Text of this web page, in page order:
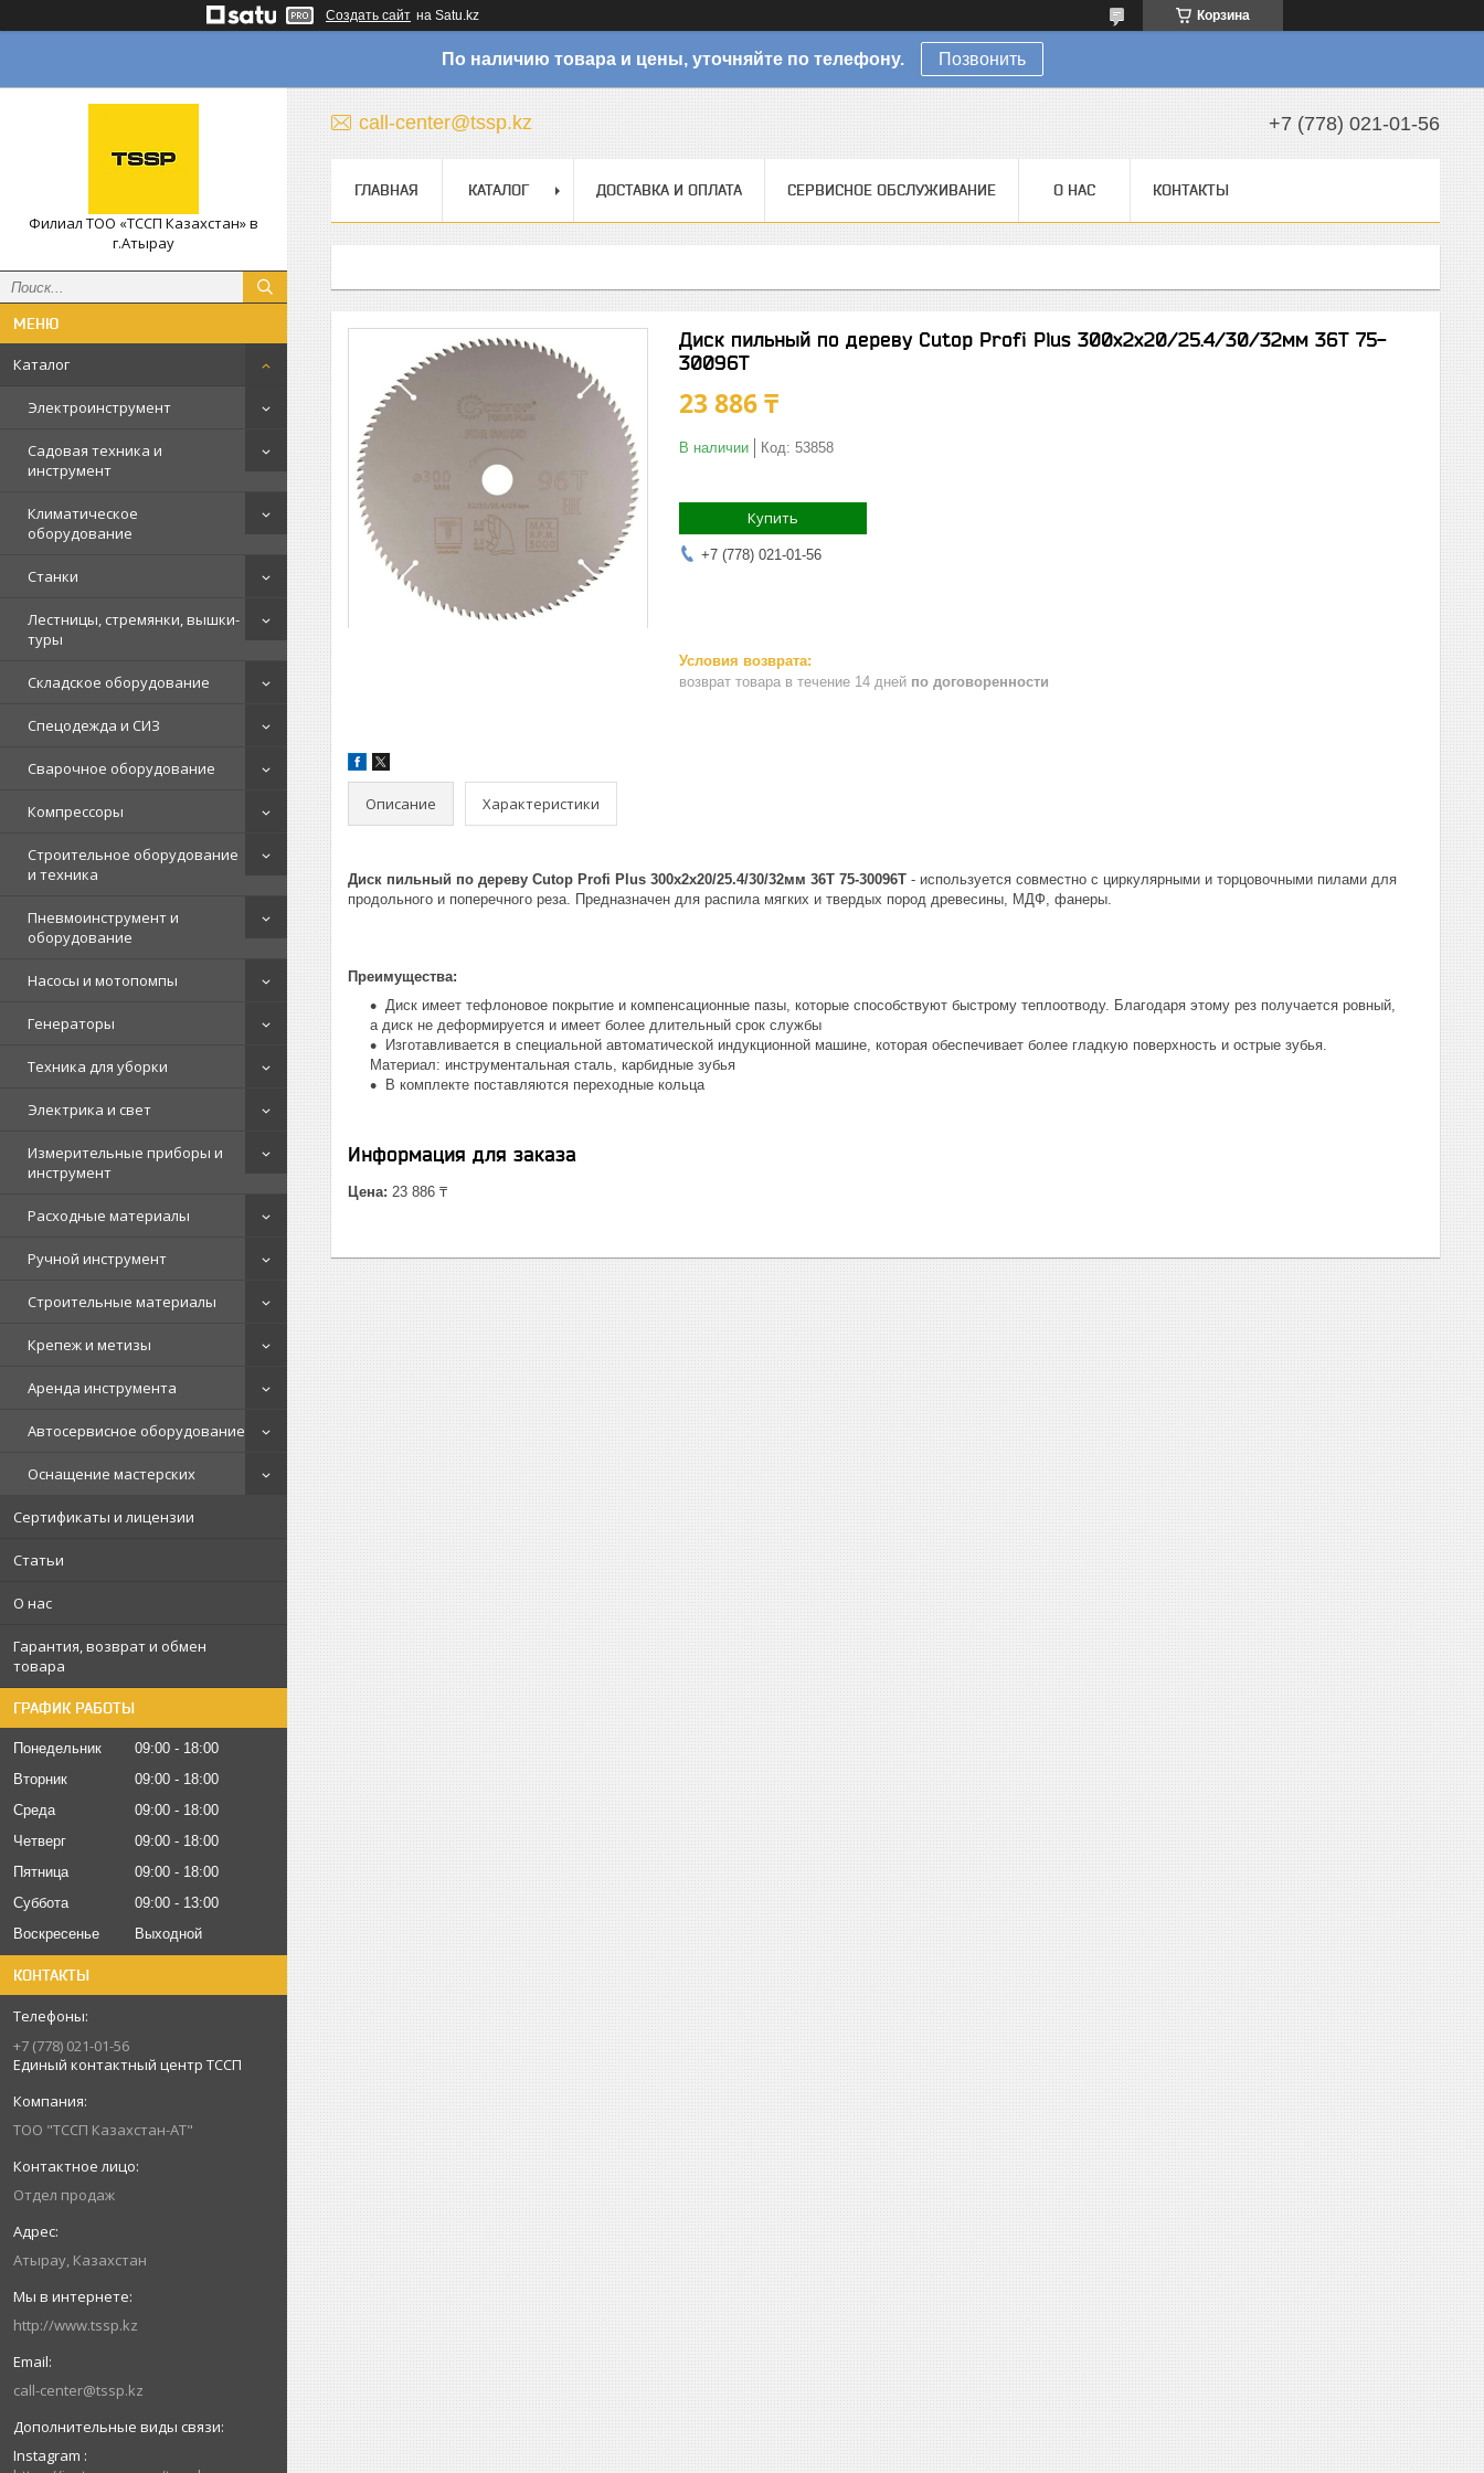
Создать сайт на Satu.kz Корзина
По наличию товара и цены, уточняйте по телефону. Позвонить
Филиал ТОО «ТССП Казахстан» в
г.Атырау
Каталог
Электроинструмент
Садовая техника и
инструмент
Климатическое
оборудование
Станки
Лестницы, стремянки, вышки-
туры
Складское оборудование
Спецодежда и СИЗ
Сварочное оборудование
Компрессоры
Строительное оборудование
и техника
Пневмоинструмент и
оборудование
Насосы и мотопомпы
Генераторы
Техника для уборки
Электрика и свет
Измерительные приборы и
инструмент
Расходные материалы
Ручной инструмент
Строительные материалы
Крепеж и метизы
Аренда инструмента
Автосервисное оборудование
Оснащение мастерских
Сертификаты и лицензии
Статьи
О нас
Гарантия, возврат и обмен
товара
ГРАФИК РАБОТЫ
Понедельник 09:00
18:00
Вторник
09:00
18:00
Среда
09:00
18:00
Четверг
09:00
18:00
Пятница
09:00
18:00
Суббота
09:00
13:00
Воскресенье
Выходной
КОНТАКТЫ
+7 (778) 021-01-56
Единый контактный центр ТССП
ТОО "ТССП Казахстан-АТ"
Отдел продаж
Атырау, Казахстан
http://www.tssp.kz
call-center@tssp.kz
Instagram
call-center@tssp.kz +7 (778) 021-01-56
ГЛАВНАЯ КАТАЛОГ ДОСТАВКА И ОПЛАТА СЕРВИСНОЕ ОБСЛУЖИВАНИЕ О НАС КОНТАКТЫ
Диск пильный по дереву Cutop Profi Plus 300х2х20/25.4/30/32мм 36T 75-
30096Т
23 886 ₸
В наличии Код: 53858
Купить
+7 (778) 021-01-56
возврат товара в течение 14 дней по договоренности
Описание Характеристики
Диск пильный по дереву Cutop Profi Plus 300х2х20/25.4/30/32мм 36T 75-30096Т​ - используется совместно с циркулярными и торцовочными пилами для
продольного и поперечного реза. Предназначен для распила мягких и твердых пород древесины, МДФ, фанеры.
Преимущества:
Диск имеет тефлоновое покрытие и компенсационные пазы, которые способствуют быстрому теплоотводу. Благодаря этому рез получается ровный,
а диск не деформируется и имеет более длительный срок службы
Изготавливается в специальной автоматической индукционной машине, которая обеспечивает более гладкую поверхность и острые зубья.
Материал: инструментальная сталь, карбидные зубья
В комплекте поставляются переходные кольца
Информация для заказа
Цена: 23 886 ₸